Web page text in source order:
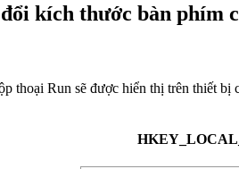
kích thước bàn phím
Run, nhập regedit rồi nhấn Enter. Trình Registry Editor sẽ được mở ra. 3. Từ cửa sổ